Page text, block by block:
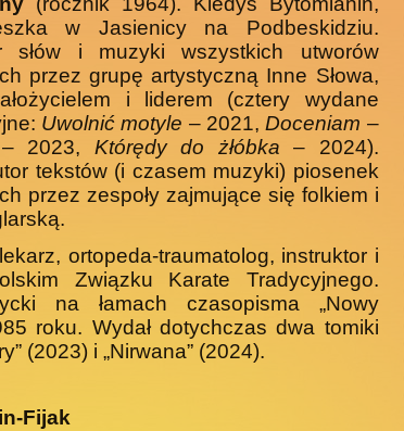
w Jasienicy na Podbeskidziu.
słów i muzyki wszystkich utworów
przez grupę artystyczną Inne Słowa,
i liderem (cztery wydane
Uwolnić motyle – 2021,Doceniam –
– 2023, Którędy do żłóbka – 2024).
tekstów (i czasem muzyki) piosenek
przez zespoły zajmujące się folkiem i
ortopeda-traumatolog, instruktor i
Związku Karate Tradycyjnego.
na łamach czasopisma „Nowy
roku. Wydał dotychczas dwa tomiki
(2023) i „Nirwana” (2024).
Fijak